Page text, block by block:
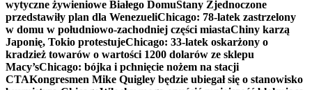
wytyczne żywieniowe Białego DomuStany Zjednoczone
przedstawiły plan dla WenezueliChicago: 78-latek zastrzelony
w domu w południowo-zachodniej części miastaChiny karzą
Japonię, Tokio protestujeChicago: 33-latek oskarżony o
kradzież towarów o wartości 1200 dolarów ze sklepu
Macy’sChicago: bójka i pchnięcie nożem na stacji
CTAKongresmen Mike Quigley będzie ubiegał się o stanowisko